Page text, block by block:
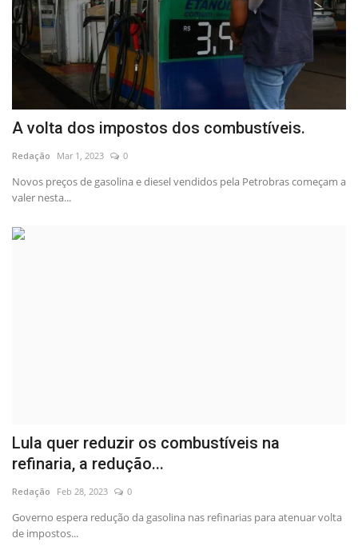
A volta dos impostos dos combustíveis.
Redação Mar 1, 2023 0
Novos preços de gasolina e diesel vendidos pela Petrobras começam a
valer nesta...
Lula quer reduzir os combustíveis na
refinaria, a redução...
Redação Feb 28, 2023 0
Governo espera redução da gasolina nas refinarias para atenuar volta
de impostos...